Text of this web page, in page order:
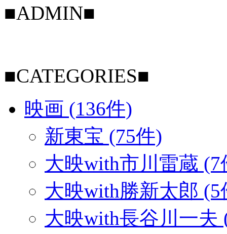
■ADMIN■
■CATEGORIES■
映画 (136件)
新東宝 (75件)
大映with市川雷蔵 (7
大映with勝新太郎 (5
大映with長谷川一夫